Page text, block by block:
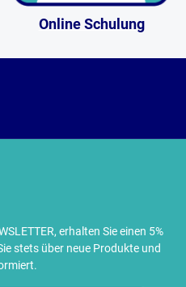
Online Schulung
erhalten Sie einen 5%
stets über neue Produkte und